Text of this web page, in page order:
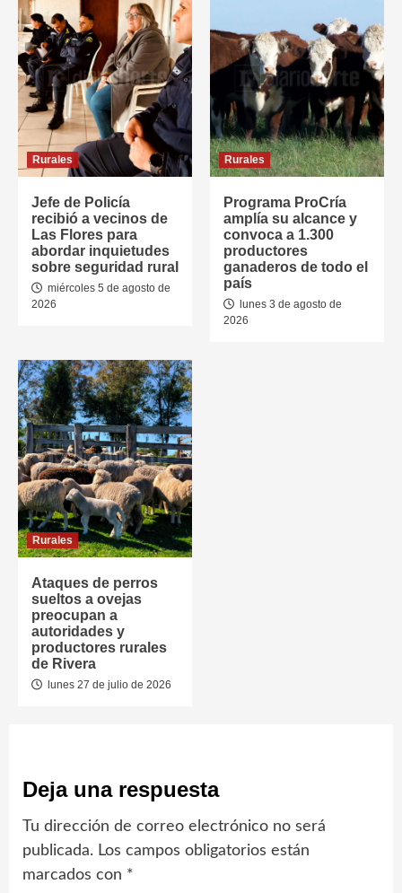
Rurales
Jefe de Policía
recibió a vecinos de
Las Flores para
abordar inquietudes
sobre seguridad rural
miércoles 5 de agosto de
2026
Rurales
Programa ProCría
amplía su alcance y
convoca a 1.300
productores
ganaderos de todo el
país
lunes 3 de agosto de
2026
Rurales
Ataques de perros
sueltos a ovejas
preocupan a
autoridades y
productores rurales
de Rivera
lunes 27 de julio de 2026
Deja una respuesta
Tu dirección de correo electrónico no será
publicada. Los campos obligatorios están
marcados con *